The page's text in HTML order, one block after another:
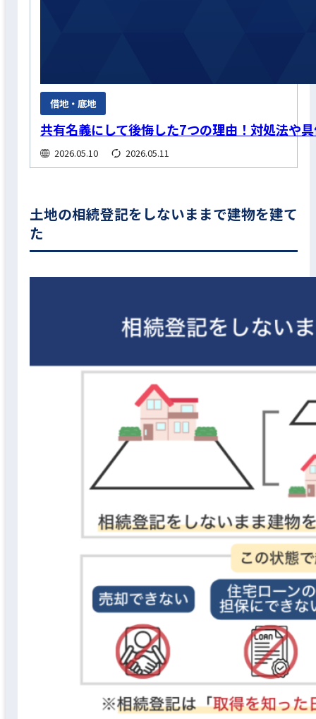
借地・底地
共有名義にして後悔した7つの理由！対処法や
2026.05.10 2026.05.11
土地の相続登記をしないままで建物を建て
た